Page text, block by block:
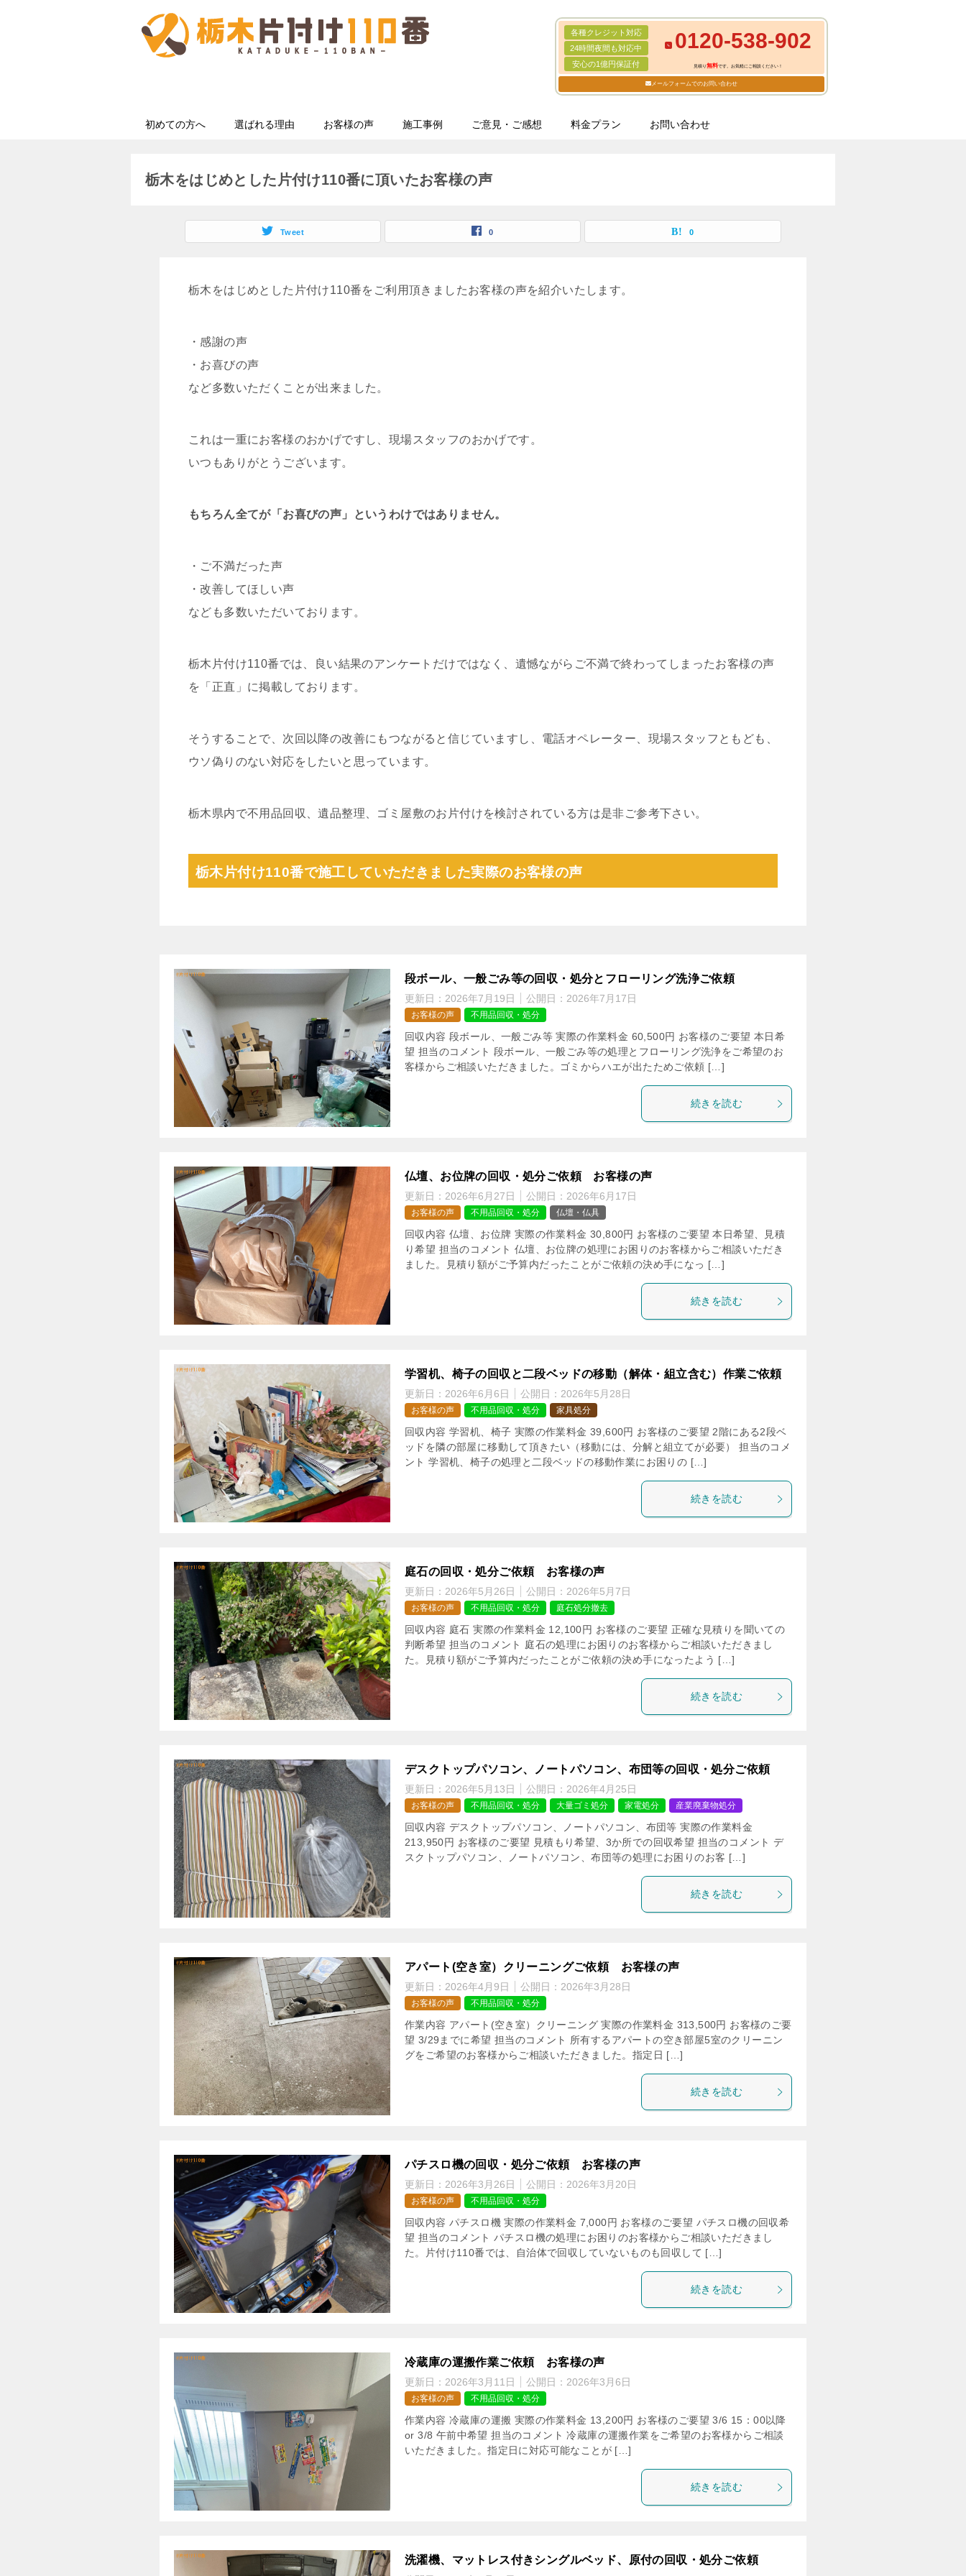
各種クレジット対応
24時間夜間も対応中
安心の1億円保証付
0120-538-902
見積り無料です。お気軽にご相談ください！
メールフォームでのお問い合わせ
初めての方へ 選ばれる理由 お客様の声 施工事例 ご意見・ご感想 料金プラン お問い合わせ
栃木をはじめとした片付け110番に頂いたお客様の声
Tweet 0 0
栃木をはじめとした片付け110番をご利用頂きましたお客様の声を紹介いたします。
・感謝の声
・お喜びの声
など多数いただくことが出来ました。
これは一重にお客様のおかげですし、現場スタッフのおかげです。
いつもありがとうございます。
もちろん全てが「お喜びの声」というわけではありません。
・ご不満だった声
・改善してほしい声
なども多数いただいております。
栃木片付け110番では、良い結果のアンケートだけではなく、遺憾ながらご不満で終わってしまったお客様の声
を「正直」に掲載しております。
そうすることで、次回以降の改善にもつながると信じていますし、電話オペレーター、現場スタッフともども、
ウソ偽りのない対応をしたいと思っています。
栃木県内で不用品回収、遺品整理、ゴミ屋敷のお片付けを検討されている方は是非ご参考下さい。
栃木片付け110番で施工していただきました実際のお客様の声
段ボール、一般ごみ等の回収・処分とフローリング洗浄ご依頼
更新日： 2026年7月19日 公開日： 2026年7月17日
お客様の声 不用品回収・処分
回収内容 段ボール、一般ごみ等 実際の作業料金 60,500円 お客様のご要望 本日希
望 担当のコメント 段ボール、一般ごみ等の処理とフローリング洗浄をご希望のお
客様からご相談いただきました。ゴミからハエが出たためご依頼 […]
続きを読む
仏壇、お位牌の回収・処分ご依頼 お客様の声
更新日： 2026年6月27日 公開日： 2026年6月17日
お客様の声 不用品回収・処分 仏壇・仏具
回収内容 仏壇、お位牌 実際の作業料金 30,800円 お客様のご要望 本日希望、見積
り希望 担当のコメント 仏壇、お位牌の処理にお困りのお客様からご相談いただき
ました。見積り額がご予算内だったことがご依頼の決め手になっ […]
続きを読む
学習机、椅子の回収と二段ベッドの移動（解体・組立含む）作業ご依頼
更新日： 2026年6月6日 公開日： 2026年5月28日
お客様の声 不用品回収・処分 家具処分
回収内容 学習机、椅子 実際の作業料金 39,600円 お客様のご要望 2階にある2段ベ
ッドを隣の部屋に移動して頂きたい（移動には、分解と組立てが必要） 担当のコメ
ント 学習机、椅子の処理と二段ベッドの移動作業にお困りの […]
続きを読む
庭石の回収・処分ご依頼 お客様の声
更新日： 2026年5月26日 公開日： 2026年5月7日
お客様の声 不用品回収・処分 庭石処分撤去
回収内容 庭石 実際の作業料金 12,100円 お客様のご要望 正確な見積りを聞いての
判断希望 担当のコメント 庭石の処理にお困りのお客様からご相談いただきまし
た。見積り額がご予算内だったことがご依頼の決め手になったよう […]
続きを読む
デスクトップパソコン、ノートパソコン、布団等の回収・処分ご依頼
更新日： 2026年5月13日 公開日： 2026年4月25日
お客様の声 不用品回収・処分 大量ゴミ処分 家電処分 産業廃棄物処分
回収内容 デスクトップパソコン、ノートパソコン、布団等 実際の作業料金
213,950円 お客様のご要望 見積もり希望、3か所での回収希望 担当のコメント デ
スクトップパソコン、ノートパソコン、布団等の処理にお困りのお客 […]
続きを読む
アパート(空き室）クリーニングご依頼 お客様の声
更新日： 2026年4月9日 公開日： 2026年3月28日
お客様の声 不用品回収・処分
作業内容 アパート(空き室）クリーニング 実際の作業料金 313,500円 お客様のご要
望 3/29までに希望 担当のコメント 所有するアパートの空き部屋5室のクリーニン
グをご希望のお客様からご相談いただきました。指定日 […]
続きを読む
パチスロ機の回収・処分ご依頼 お客様の声
更新日： 2026年3月26日 公開日： 2026年3月20日
お客様の声 不用品回収・処分
回収内容 パチスロ機 実際の作業料金 7,000円 お客様のご要望 パチスロ機の回収希
望 担当のコメント パチスロ機の処理にお困りのお客様からご相談いただきまし
た。片付け110番では、自治体で回収していないものも回収して […]
続きを読む
冷蔵庫の運搬作業ご依頼 お客様の声
更新日： 2026年3月11日 公開日： 2026年3月6日
お客様の声 不用品回収・処分
作業内容 冷蔵庫の運搬 実際の作業料金 13,200円 お客様のご要望 3/6 15：00以降
or 3/8 午前中希望 担当のコメント 冷蔵庫の運搬作業をご希望のお客様からご相談
いただきました。指定日に対応可能なことが […]
続きを読む
洗濯機、マットレス付きシングルベッド、原付の回収・処分ご依頼